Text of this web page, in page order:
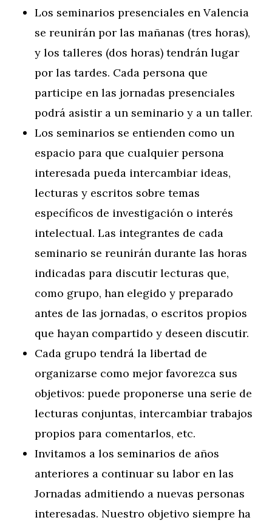
Los seminarios presenciales en Valencia
se reunirán por las mañanas (tres horas),
y los talleres (dos horas) tendrán lugar
por las tardes. Cada persona que
participe en las jornadas presenciales
podrá asistir a un seminario y a un taller.
Los seminarios se entienden como un
espacio para que cualquier persona
interesada pueda intercambiar ideas,
lecturas y escritos sobre temas
específicos de investigación o interés
intelectual. Las integrantes de cada
seminario se reunirán durante las horas
indicadas para discutir lecturas que,
como grupo, han elegido y preparado
antes de las jornadas, o escritos propios
que hayan compartido y deseen discutir.
Cada grupo tendrá la libertad de
organizarse como mejor favorezca sus
objetivos: puede proponerse una serie de
lecturas conjuntas, intercambiar trabajos
propios para comentarlos, etc.
Invitamos a los seminarios de años
anteriores a continuar su labor en las
Jornadas admitiendo a nuevas personas
interesadas. Nuestro objetivo siempre ha